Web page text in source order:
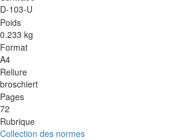
D-103-U
Poids
0.233 kg
Format
A4
Reliure
broschiert
Pages
72
Rubrique
Collection des normes